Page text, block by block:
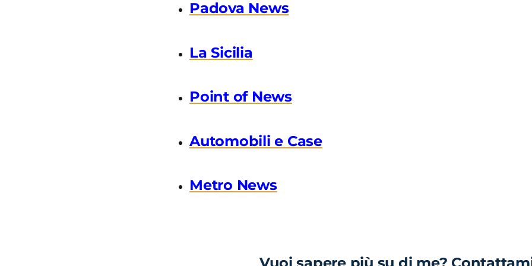
Padova News
La Sicilia
Point of News
Automobili e Case
Metro News